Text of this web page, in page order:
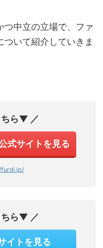
つ中立の立場で、ファ
いて紹介していきま
ら▼ ／
式サイトを見る
ら▼ ／
イトを見る